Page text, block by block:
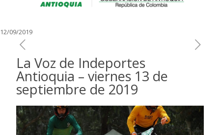
12/09/2019
La Voz de Indeportes
Antioquia – viernes 13 de
septiembre de 2019